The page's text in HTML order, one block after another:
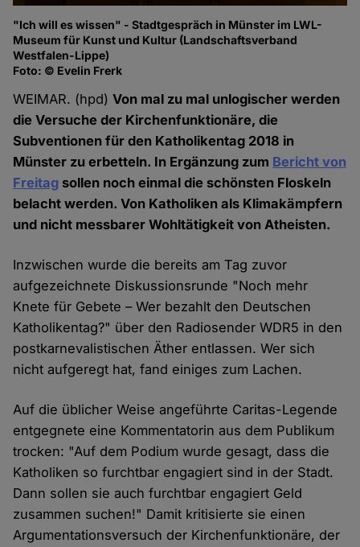
"Ich will es wissen" - Stadtgespräch in Münster im LWL-
Museum für Kunst und Kultur (Landschaftsverband
Westfalen-Lippe)
Foto: © Evelin Frerk
WEIMAR. (hpd)Von mal zu mal unlogischer werden
die Versuche der Kirchenfunktionäre, die
Subventionen für den Katholikentag 2018 in
Münster zu erbetteln. In Ergänzung zum Bericht von
Freitag sollen noch einmal die schönsten Floskeln
belacht werden. Von Katholiken als Klimakämpfern
und nicht messbarer Wohltätigkeit von Atheisten.
Inzwischen wurde die bereits am Tag zuvor
aufgezeichnete Diskussionsrunde "Noch mehr
Knete für Gebete – Wer bezahlt den Deutschen
Katholikentag?" über den Radiosender WDR5 in den
postkarnevalistischen Äther entlassen. Wer sich
nicht aufgeregt hat, fand einiges zum Lachen.
Auf die üblicher Weise angeführte Caritas-Legende
entgegnete eine Kommentatorin aus dem Publikum
trocken: "Auf dem Podium wurde gesagt, dass die
Katholiken so furchtbar engagiert sind in der Stadt.
Dann sollen sie auch furchtbar engagiert Geld
zusammen suchen!" Damit kritisierte sie einen
Argumentationsversuch der Kirchenfunktionäre, der